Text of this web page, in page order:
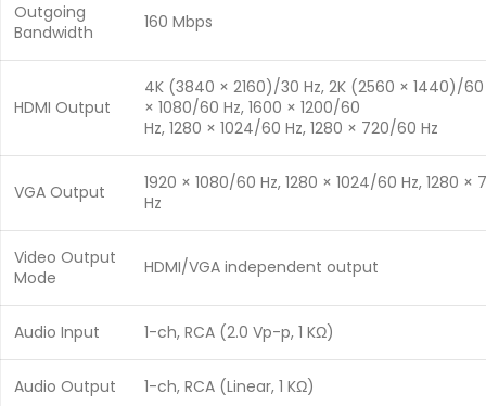
Outgoing
Bandwidth
160 Mbps
HDMI Output
4K (3840 × 2160)/30 Hz, 2K (2560 × 1440)/60
× 1080/60 Hz, 1600 × 1200/60
Hz, 1280 × 1024/60 Hz, 1280 × 720/60 Hz
VGA Output
1920 × 1080/60 Hz, 1280 × 1024/60 Hz, 1280 ×
Hz
Video Output
Mode
HDMI/VGA independent output
Audio Input 1-ch, RCA (2.0 Vp-p, 1 KΩ)
Audio Output 1-ch, RCA (Linear, 1 KΩ)